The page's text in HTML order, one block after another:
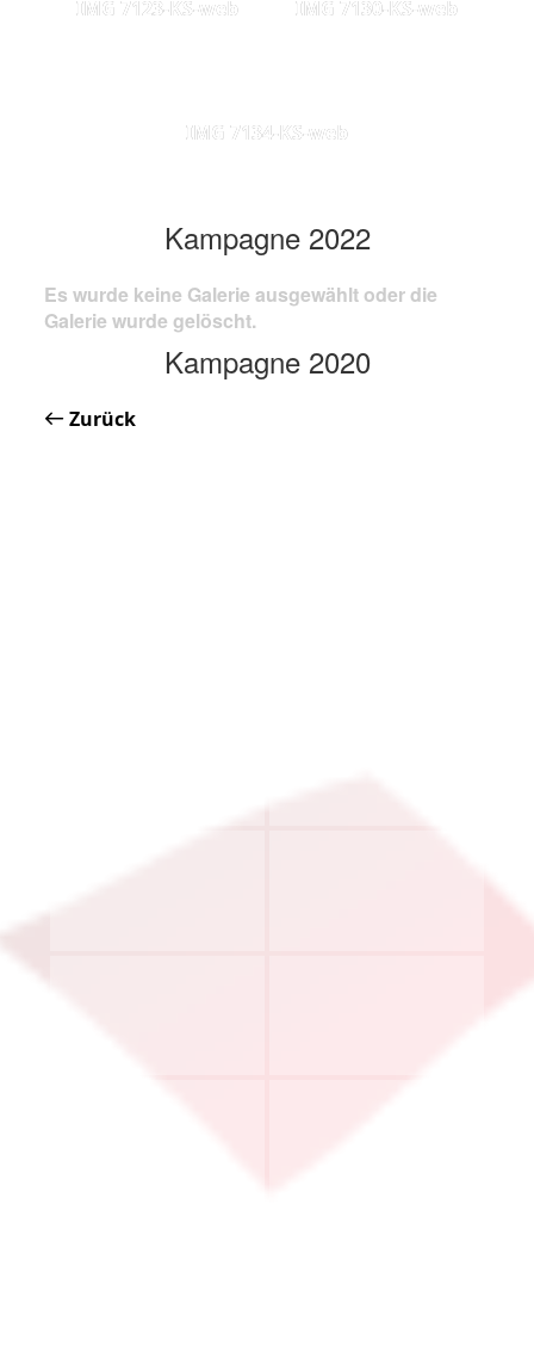
IMG 7123-KS-web IMG 7130-KS-web
IMG 7134-KS-web
Kampagne 2022
Es wurde keine Galerie ausgewählt oder die
Galerie wurde gelöscht.
Kampagne 2020
Zurück